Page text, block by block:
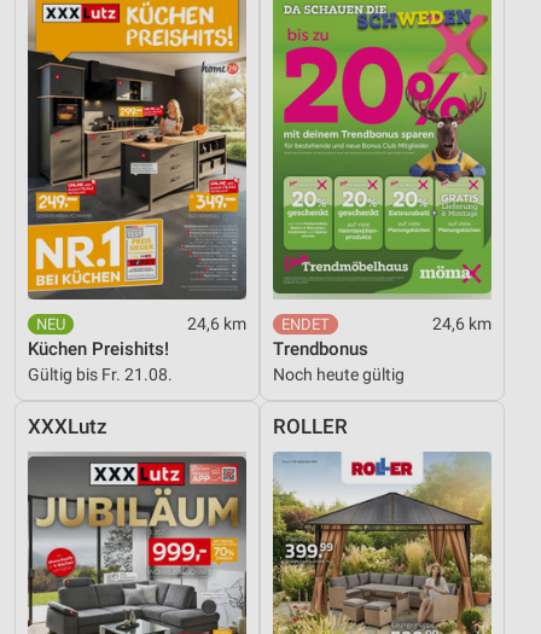
24,6 km
Küchen Preishits!
Gültig bis Fr. 21.08.
24,6 km
Trendbonus
Noch heute gültig
XXXLutz ROLLER